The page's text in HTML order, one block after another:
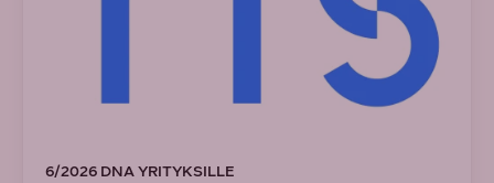
6/2026 DNA YRITYKSILLE